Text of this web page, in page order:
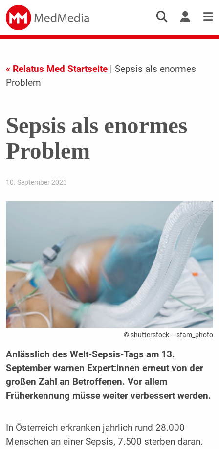
« Relatus Med Startseite| Sepsis als enormes
Problem
Sepsis als enormes
Problem
10. September 2023
© shutterstock – sfam_photo
Anlässlich des Welt-Sepsis-Tags am 13.
September warnen Expert:innen erneut von der
großen Zahl an Betroffenen. Vor allem
Früherkennung müsse weiter verbessert werden.
In Österreich erkranken jährlich rund 28.000
Menschen an einer Sepsis, 7.500 sterben daran.